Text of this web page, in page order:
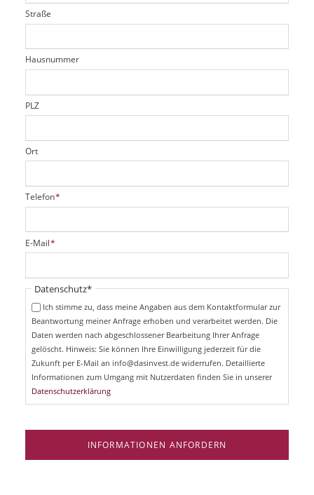
t
r
l
d
f
e
d
i
c
t
f
e
d
Straße
Hausnummer
PLZ
Ort
P
f
i
c
t
f
Telefon*
P
f
i
E-Mail*
Pflichtfeld
Datenschutz*
Ich stimme zu, dass meine Angaben aus dem Kontaktformular zur
Beantwortung meiner Anfrage erhoben und verarbeitet werden. Die
Daten werden nach abgeschlossener Bearbeitung Ihrer Anfrage
gelöscht. Hinweis: Sie können Ihre Einwilligung jederzeit für die
Zukunft per E-Mail an info@dasinvest.de widerrufen. Detaillierte
Informationen zum Umgang mit Nutzerdaten finden Sie in unserer
Datenschutzerklärung
INFORMATIONEN ANFORDERN